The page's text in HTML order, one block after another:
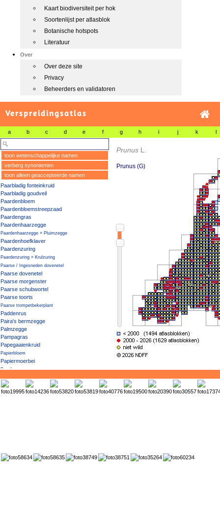
Kaart biodiversiteit per hok
Soortenlijst per atlasblok
Botanische hotspots
Literatuur
Over
Over deze site
Privacy
Beheerders en validatoren
Verspreidingsatlas
a b c d e f g h i j k l
toon wetenschappelijke namen
verberg synoniemen
toon alleen geaccepteerde namen
Paarbladig fonteinkruid
Paarbladig goudveil
Paardenbloem
Paardenbloemstreepzaad
Paardengras
Paardenhaarzegge
Paardenhaarzegge × Pluimzegge
Paardenhoefklaver
Paardenzuring
Paardenzuring × Krulzuring
Paarse / Ingesneden dovenetel
Paarse dovenetel
Paarse morgenster
Paarse schubwortel
Paarse toorts
Paarse trompetbekerplant
Paddenrus
Paira's bermzegge
Palmzegge
Pampagras
Papegaaienkruid
Papierbloem
Papiermoerbei
Paprika
Parelbes
Parelvederkruid
Parnassia
Pennsylvanische esdoorn
Prunus L.
Prunus (G)